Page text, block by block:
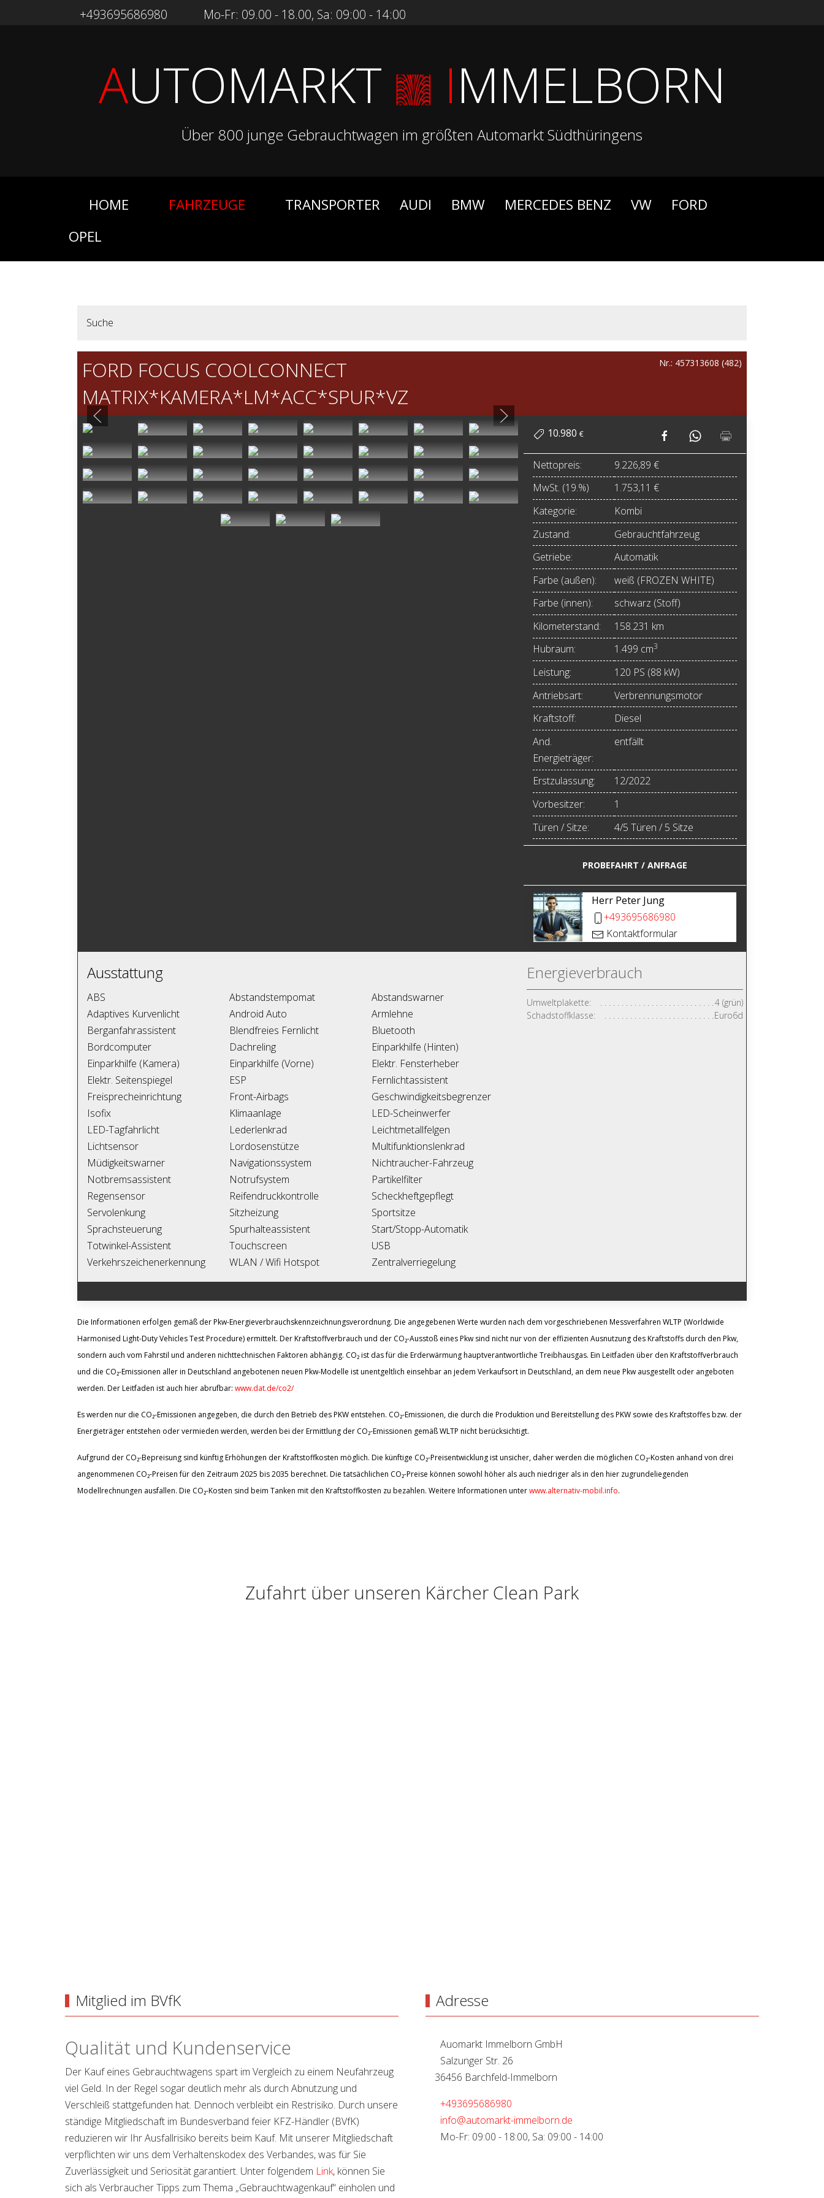
+493695686980 Mo-Fr: 09.00 - 18.00, Sa: 09:00 - 14:00
AUTOMARKT IMMELBORN
Über 800 junge Gebrauchtwagen im größten Automarkt Südthüringens
HOME FAHRZEUGE TRANSPORTER AUDI BMW MERCEDES BENZ VW
FORD
OPEL
Suche
FORD FOCUS COOLCONNECT
MATRIX*KAMERA*LM*ACC*SPUR*VZ
Nr.: 457313608 (482)
10.980 €
Nettopreis:
9.226,89 €
MwSt. (19.%)
1.753,11 €
Kategorie:
Kombi
Zustand:
Gebrauchtfahrzeug
Getriebe:
Automatik
Farbe (außen):
weiß (FROZEN WHITE)
Farbe (innen):
schwarz (Stoff)
Kilometerstand:
158.231 km
Hubraum:
1.499 cm3
Leistung:
120 PS (88 kW)
Antriebsart:
Verbrennungsmotor
Kraftstoff:
Diesel
And.
Energieträger:
entfällt
Erstzulassung:
12/2022
Vorbesitzer:
1
Türen / Sitze:
4/5 Türen / 5 Sitze
PROBEFAHRT / ANFRAGE
Herr Peter Jung
+493695686980
Kontaktformular
Energieverbrauch
Umweltplakette:
4 (grün)
Schadstoffklasse:
Euro6d
Ausstattung
ABS Abstandstempomat
Abstandswarner
Adaptives Kurvenlicht
Android Auto
Armlehne
Berganfahrassistent
Blendfreies Fernlicht
Bluetooth
Bordcomputer
Dachreling
Einparkhilfe (Hinten)
Einparkhilfe (Kamera)
Einparkhilfe (Vorne)
Elektr. Fensterheber
Elektr. Seitenspiegel
ESP
Fernlichtassistent
Freisprecheinrichtung
Front-Airbags
Geschwindigkeitsbegrenzer
Isofix
Klimaanlage
LED-Scheinwerfer
LED-Tagfahrlicht
Lederlenkrad
Leichtmetallfelgen
Lichtsensor
Lordosenstütze
Multifunktionslenkrad
Müdigkeitswarner
Navigationssystem
Nichtraucher-Fahrzeug
Notbremsassistent
Notrufsystem
Partikelfilter
Regensensor
Reifendruckkontrolle
Scheckheftgepflegt
Servolenkung
Sitzheizung
Sportsitze
Sprachsteuerung
Spurhalteassistent
Start/Stopp-Automatik
Totwinkel-Assistent
Touchscreen
USB
Verkehrszeichenerkennung
WLAN / Wifi Hotspot Zentralverriegelung
Die Informationen erfolgen gemäß der Pkw-Energieverbrauchskennzeichnungsverordnung. Die angegebenen Werte wurden nach dem vorgeschriebenen Messverfahren WLTP (Worldwide
Harmonised Light-Duty Vehicles Test Procedure) ermittelt. Der Kraftstoffverbrauch und der CO₂-Ausstoß eines Pkw sind nicht nur von der effizienten Ausnutzung des Kraftstoffs durch den Pkw,
sondern auch vom Fahrstil und anderen nichttechnischen Faktoren abhängig. CO₂ ist das für die Erderwärmung hauptverantwortliche Treibhausgas. Ein Leitfaden über den Kraftstoffverbrauch
und die CO₂-Emissionen aller in Deutschland angebotenen neuen Pkw-Modelle ist unentgeltlich einsehbar an jedem Verkaufsort in Deutschland, an dem neue Pkw ausgestellt oder angeboten
werden. Der Leitfaden ist auch hier abrufbar: www.dat.de/co2/
Es werden nur die CO₂-Emissionen angegeben, die durch den Betrieb des PKW entstehen. CO₂-Emissionen, die durch die Produktion und Bereitstellung des PKW sowie des Kraftstoffes bzw. der
Energieträger entstehen oder vermieden werden, werden bei der Ermittlung der CO₂-Emissionen gemäß WLTP nicht berücksichtigt.
Aufgrund der CO₂-Bepreisung sind künftig Erhöhungen der Kraftstoffkosten möglich. Die künftige CO₂-Preisentwicklung ist unsicher, daher werden die möglichen CO₂-Kosten anhand von drei
angenommenen CO₂-Preisen für den Zeitraum 2025 bis 2035 berechnet. Die tatsächlichen CO₂-Preise können sowohl höher als auch niedriger als in den hier zugrundeliegenden
Modellrechnungen ausfallen. Die CO₂-Kosten sind beim Tanken mit den Kraftstoffkosten zu bezahlen. Weitere Informationen unterwww.alternativ-mobil.info.
Zufahrt über unseren Kärcher Clean Park
Mitglied im BVfK
Qualität und Kundenservice
Der Kauf eines Gebrauchtwagens spart im Vergleich zu einem Neufahrzeug
viel Geld. In der Regel sogar deutlich mehr als durch Abnutzung und
Verschleiß stattgefunden hat. Dennoch verbleibt ein Restrisiko. Durch unsere
ständige Mitgliedschaft im Bundesverband feier KFZ-Händler (BVfK)
reduzieren wir Ihr Ausfallrisiko bereits beim Kauf. Mit unserer Mitgliedschaft
verpflichten wir uns dem Verhaltenskodex des Verbandes, was für Sie
Zuverlässigkeit und Seriosität garantiert. Unter folgendem Link, können Sie
sich als Verbraucher Tipps zum Thema „Gebrauchtwagenkauf“ einholen und
Adresse
Auomarkt Immelborn GmbH
Salzunger Str. 26
36456 Barchfeld-Immelborn
+493695686980
info@automarkt-immelborn.de
Mo-Fr: 09:00 - 18:00, Sa: 09:00 - 14:00